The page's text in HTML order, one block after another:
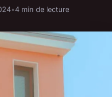
•4 min de lecture